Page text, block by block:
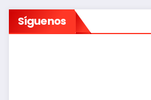
Síguenos